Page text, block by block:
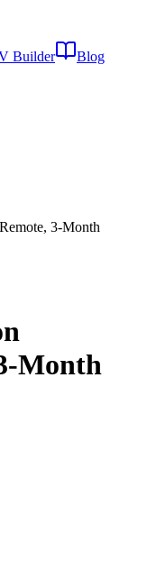
Builder Blog
3-Month
Month